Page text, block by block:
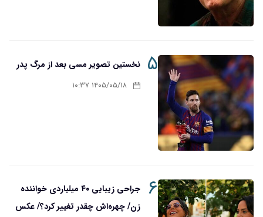
۵ نخستین تصویر مسی بعد از مرگ پدر
۱۴۰۵/۰۵/۱۸ ۱۰:۳۷
۶
جراحی زیبایی ۴۰ میلیاردی خواننده
زن/ چهره‌اش چقدر تغییر کرد؟/ عکس